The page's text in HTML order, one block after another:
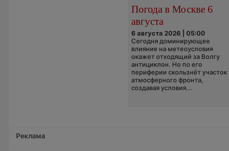
Погода в Москве 6
августа
6 августа 2026 | 05:00
Сегодня доминирующее
влияние на метеоусловия
окажет отходящий за Волгу
антициклон. Но по его
периферии скользнёт участок
атмосферного фронта,
создавая условия...
Реклама